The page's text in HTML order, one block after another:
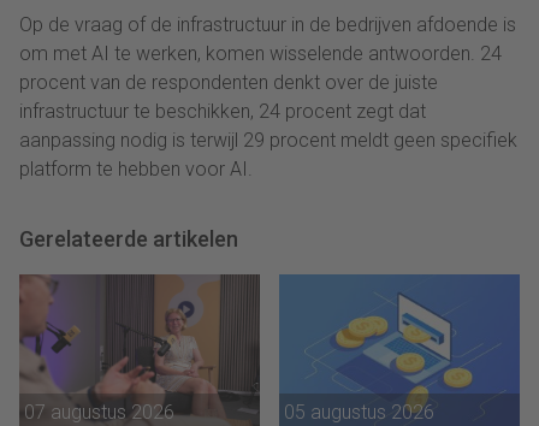
Op de vraag of de infrastructuur in de bedrijven afdoende is
om met AI te werken, komen wisselende antwoorden. 24
procent van de respondenten denkt over de juiste
infrastructuur te beschikken, 24 procent zegt dat
aanpassing nodig is terwijl 29 procent meldt geen specifiek
platform te hebben voor AI.
Gerelateerde artikelen
07 augustus 2026 05 augustus 2026